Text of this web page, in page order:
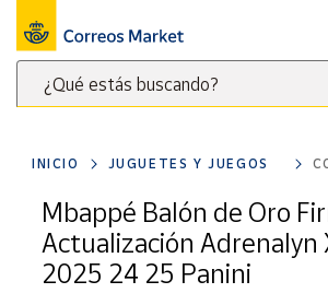
¿Qué estás buscando?
clave
para
buscar
productos
Menú
Nuestro
catálogo
Alimentación
Bebidas
Ocio y cultura
Juguetes y
INICIO JUGUETES Y JUEGOS
Mbappé Balón de Oro
Actualización Adrenalyn
2025 24 25 Panini